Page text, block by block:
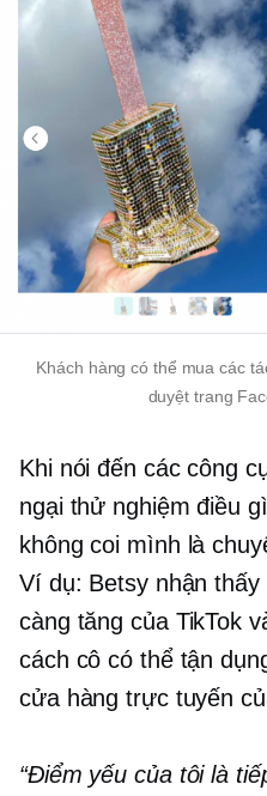
Khách hàng có thể mua các
duyệt trang
Khi nói đến các công
ngại thử nghiệm điều
không coi mình là
Ví dụ: Betsy nhận
càng tăng của TikTok
cách cô có thể tận
cửa hàng trực tuyến
“Điểm yếu của tôi là